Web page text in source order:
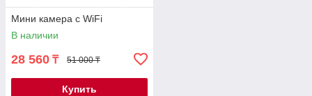
Мини камера с WiFi
В наличии
28 560 ₸ 51 000 ₸
Купить